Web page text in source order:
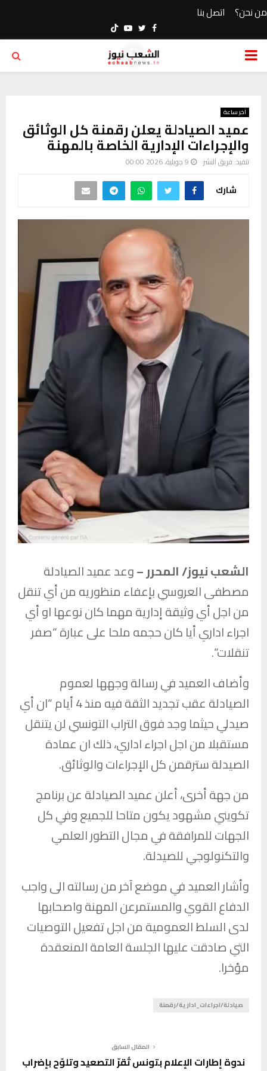
من نحن؟ اتصل بنا
Facebook
Twitter
Youtube
PRIMARY
آخر ساعة
عميد الصيادلة يعلن رقمنة كل الوثائق
والإجراءات الإدارية الخاصة بالمهنة
تنفيذ: فريق النشر 9 جويلية، 2026 00:00
شارك
الشعب نيوز/ المحرر –وعد عميد الصيادلة
مصطفى العروسي بإعفاء منظوريه من أي تنقل
من اجل أي وثيقة إدارية مهما كان نوعها او أي
اجراء اداري أيا كان حجمه ملحا على عبارة “صفر
تنقلات”.
وأضاف العميد في رسالة وجهها لعموم
الصيادلة عقب تجديد الثقة فيه منذ 4 أيام “ان أي
صيدلي حيثما وجد فوق التراب التونسي لن يتنقل
مستقبلا من اجل اجراء اداري، ذلك ان عمادة
الصيدلة سترقمن كل الإجراءات والوثائق.
من جهة أخرى، أعلن عميد الصيادلة عن برنامج
تكويني مشهود يكون متاحا للجميع وفي كل
الجهات للمرافقة في مجال التطور العلمي
والتكنولوجي للصيدلة.
وأشار العميد في موضع آخر من رسالته الى واجب
الدفاع القوي والمستمرعن المهنة واصحابها
لدى السلط العمومية من اجل تفعيل التوصيات
التي صادقت عليها الجلسة العامة المنعقدة
مؤخرا.
صيادلة/اجراءات_ادارية/رقمنة
المقال السابق
ندوة إطارات الإعلام بتونس تُقرّ التصعيد وتلوّح بإضراب